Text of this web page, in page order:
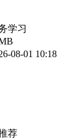
学习
08-01 10:18
荐